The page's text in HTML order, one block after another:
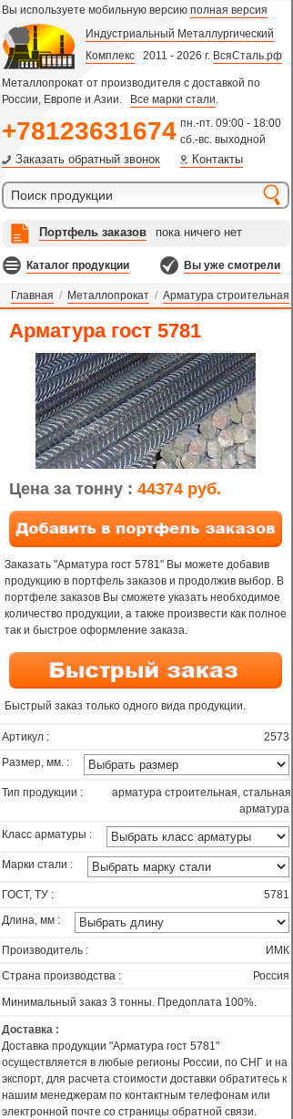
Вы используете мобильную версию полная версия
Индустриальный Металлургический
Комплекс 2011 - 2026 г. ВсяСталь.рф
Металлопрокат от производителя с доставкой по
России, Европе и Азии.
Все марки стали.
+78123631674 пн.-пт. 09:00 - 18:00
сб.-вс. выходной
Заказать обратный звонок Контакты
Портфель заказов пока ничего нет
Каталог продукции Вы уже смотрели
Главная / Металлопрокат / Арматура строительная
Арматура гост 5781
Цена за тонну : 44374 руб.
Заказать "Арматура гост 5781" Вы можете добавив
продукцию в портфель заказов и продолжив выбор. В
портфеле заказов Вы сможете указать необходимое
количество продукции, а также произвести как полное
так и быстрое оформление заказа.
Быстрый заказ только одного вида продукции.
Артикул :
2573
Размер, мм. :
Тип продукции :
арматура строительная, стальная
арматура
Класс арматуры :
Марки стали :
ГОСТ, ТУ :
5781
Длина, мм :
Производитель :
ИМК
Страна производства :
Россия
Минимальный заказ 3 тонны. Предоплата 100%.
Доставка :
Доставка продукции "Арматура гост 5781"
осуществляется в любые регионы России, по СНГ и на
экспорт, для расчета стоимости доставки обратитесь к
нашим менеджерам по контактным телефонам или
электронной почте со страницы обратной связи.